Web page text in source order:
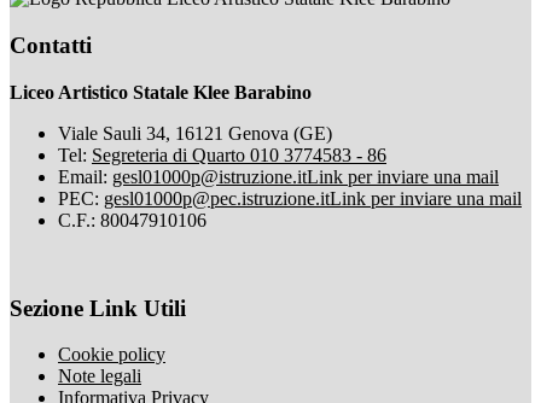
Contatti
Liceo Artistico Statale Klee Barabino
Viale Sauli 34, 16121 Genova (GE)
Tel: Segreteria di Quarto 010 3774583 - 86
Email: gesl01000p@istruzione.itLink per inviare una mail
PEC: gesl01000p@pec.istruzione.itLink per inviare una mail
C.F.: 80047910106
Sezione Link Utili
Cookie policy
Note legali
Informativa Privacy